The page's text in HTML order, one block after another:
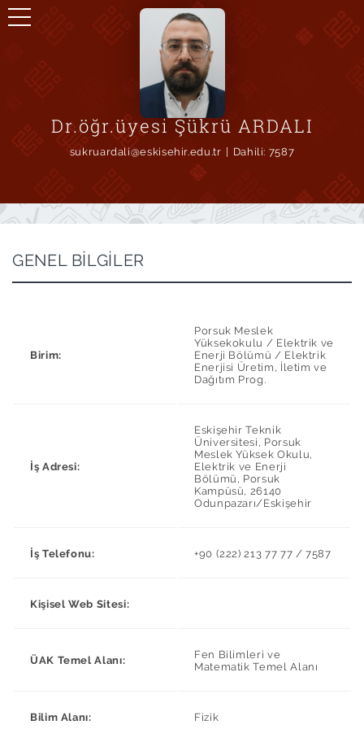
Dr.öğr.üyesi Şükrü ARDALI
sukruardali@eskisehir.edu.tr Dahili: 7587
GENEL BİLGİLER
Birim:
Porsuk Meslek
Yüksekokulu / Elektrik ve
Enerji Bölümü / Elektrik
Enerjisi Üretim, İletim ve
Dağıtım Prog.
İş Adresi:
Eskişehir Teknik
Üniversitesi, Porsuk
Meslek Yüksek Okulu,
Elektrik ve Enerji
Bölümü, Porsuk
Kampüsü, 26140
Odunpazarı/Eskişehir
İş Telefonu: +90 (222) 213 77 77 / 7587
Kişisel Web Sitesi:
ÜAK Temel Alanı:
Fen Bilimleri ve
Matematik Temel Alanı
Bilim Alanı: Fizik